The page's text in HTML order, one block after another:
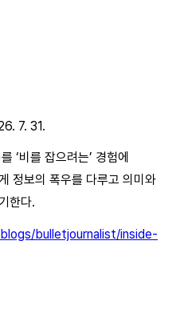
7. 31.
‘비를 잡으려는’ 경험에
정보의 폭우를 다루고 의미와
한다.
bulletjournalist/inside-